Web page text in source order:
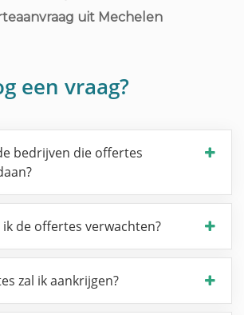
uit Mechelen
een vraag?
bedrijven die offertes
de offertes verwachten?
zal ik aankrijgen?